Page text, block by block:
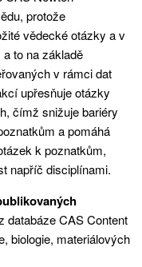
protože
vědecké otázky a v
to na základě
v rámci dat
upřesňuje otázky
čímž snižuje bariéry
a pomáhá
k poznatkům,
napříč disciplínami.
databáze CAS Content
biologie, materiálových